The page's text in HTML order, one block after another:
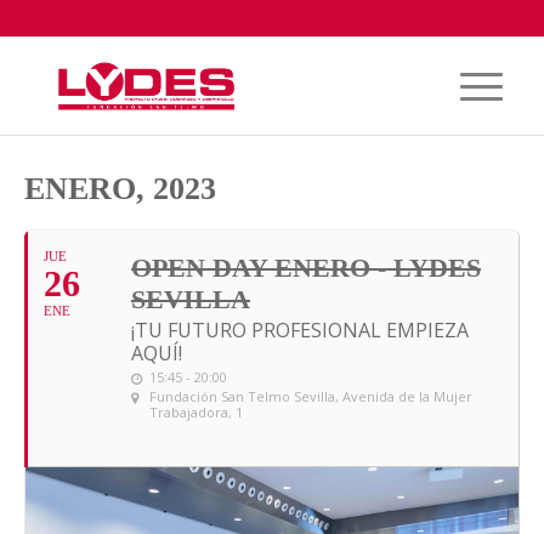
ENERO, 2023
JUE
26
ENE
OPEN DAY ENERO - LYDES
SEVILLA
¡TU FUTURO PROFESIONAL EMPIEZA
AQUÍ!
15:45 - 20:00
Fundación San Telmo Sevilla, Avenida de la Mujer
Trabajadora, 1